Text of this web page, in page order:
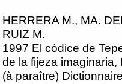
HERRERA M., MA.
RUIZ M.
1997 El códice de
de la fijeza imaginaria,
(à paraître)